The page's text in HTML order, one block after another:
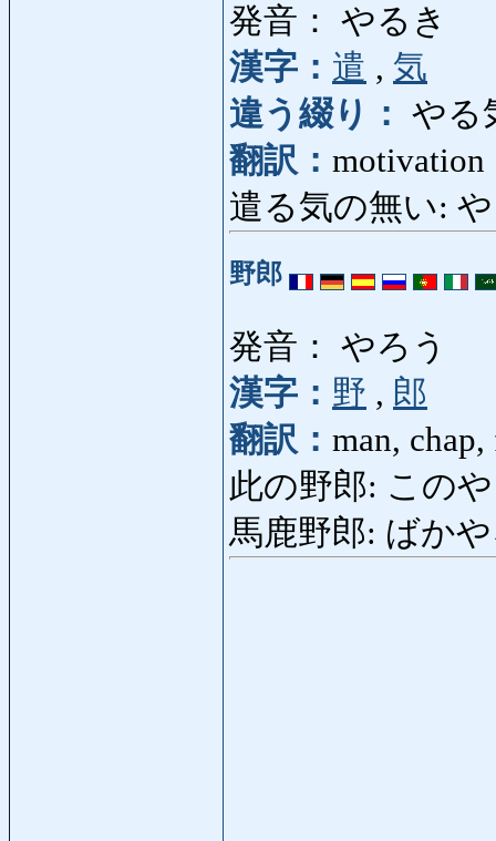
発音： やるき
漢字： 遣 , 気
違う綴り： やる
翻訳： motivation
遣る気の無い:
野郎
発音： やろう
漢字： 野 , 郎
翻訳： man,
此の野郎: この
馬鹿野郎: ばか